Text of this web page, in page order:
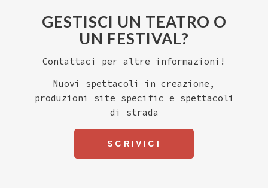
GESTISCI UN TEATRO O
UN FESTIVAL?
Contattaci per altre informazioni!
Nuovi spettacoli in creazione,
produzioni site specific e spettacoli
di strada
SCRIVICI